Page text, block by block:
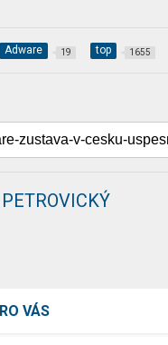
Adware 19 top 1655
VÁS